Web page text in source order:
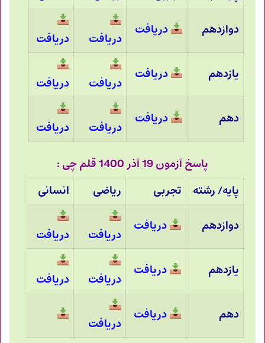
دوازدهم دریافت
دریافت دریافت
یازدهم دریافت
دریافت دریافت
دهم دریافت
دریافت دریافت
پاسخ آزمون 19 آذر 1400 قلم چی :
پایه/ رشته
تجربی ریاضی انسانی
دوازدهم دریافت
دریافت دریافت
یازدهم دریافت
دریافت دریافت
دهم دریافت
دریافت